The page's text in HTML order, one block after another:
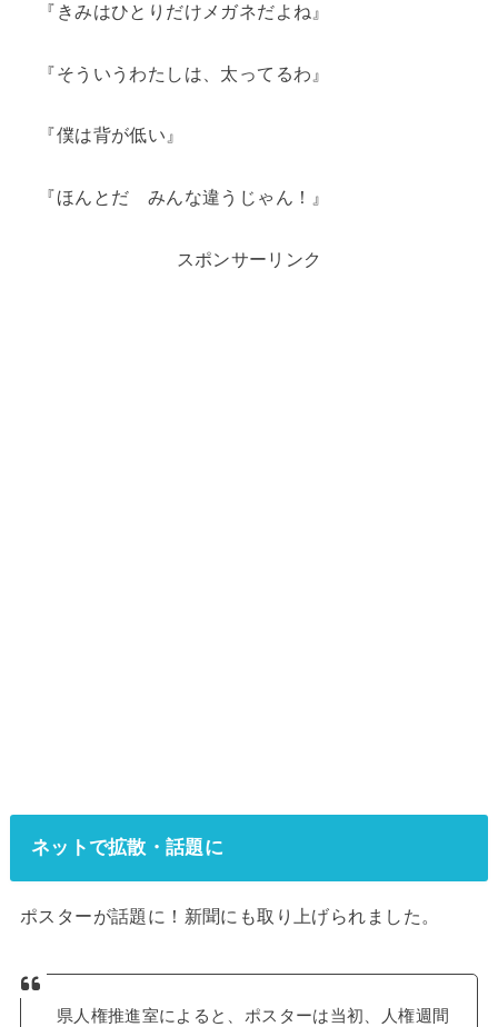
『きみはひとりだけメガネだよね』
『そういうわたしは、太ってるわ』
『僕は背が低い』
『ほんとだ みんな違うじゃん！』
スポンサーリンク
ネットで拡散・話題に
ポスターが話題に！新聞にも取り上げられました。
県人権推進室によると、ポスターは当初、人権週間